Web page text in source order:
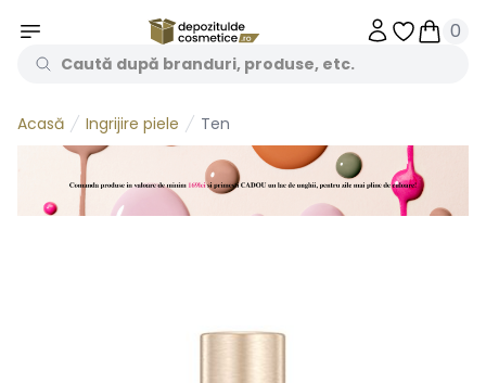
Obiecte
0
Acasă Ingrijire piele Ten